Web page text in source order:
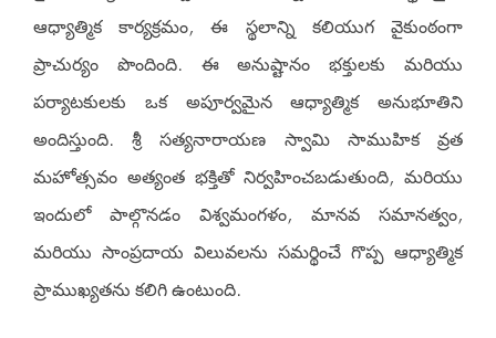
ఆధ్యాత్మిక కార్యక్రమం, ఈ స్థలాన్ని కలియుగ వైకుంఠంగా
ప్రాచుర్యం పొందింది. ఈ అనుష్టానం భక్తులకు మరియు
పర్యాటకులకు ఒక అపూర్వమైన ఆధ్యాత్మిక అనుభూతిని
అందిస్తుంది. శ్రీ సత్యనారాయణ స్వామి సాముహిక వ్రత
మహోత్సవం అత్యంత భక్తితో నిర్వహించబడుతుంది, మరియు
ఇందులో పాల్గొనడం విశ్వమంగళం, మానవ సమానత్వం,
మరియు సాంప్రదాయ విలువలను సమర్థించే గొప్ప ఆధ్యాత్మిక
ప్రాముఖ్యతను కలిగి ఉంటుంది.